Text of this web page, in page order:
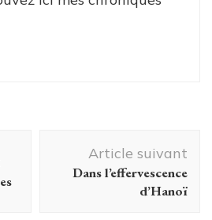
Article suivant
Dans l’effervescence
d’Hanoï